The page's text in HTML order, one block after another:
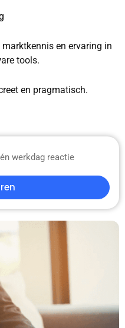
en ervaring in
tools.
en pragmatisch.